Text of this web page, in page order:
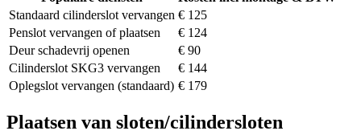
Standaard cilinderslot vervangen € 125
Penslot vervangen of plaatsen
€ 124
Deur schadevrij openen
€ 90
Cilinderslot SKG3 vervangen
€ 144
Oplegslot vervangen (standaard) € 179
Plaatsen van sloten/cilindersloten